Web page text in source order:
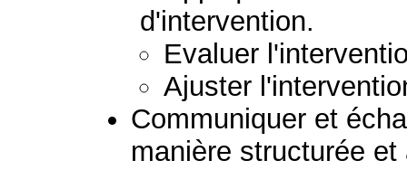
d'intervention.
Evaluer
Ajuster
Communiquer et
manière structurée